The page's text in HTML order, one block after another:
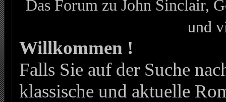
Das Forum zu John Sinclair,
und
Willkommen !
Falls Sie auf der Suche
klassische und aktuelle